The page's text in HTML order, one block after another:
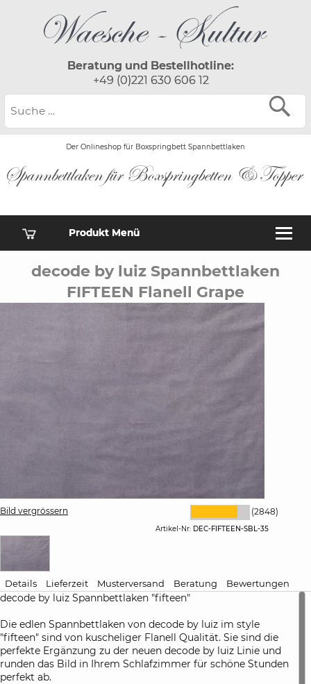
Beratung und Bestellhotline:
+49 (0)221 630 606 12
Der Onlineshop für Boxspringbett Spannbettlaken
Produkt Menü
decode by luiz Spannbettlaken
FIFTEEN Flanell Grape
Bild vergrössern (2848)
Artikel-Nr: DEC-FIFTEEN-SBL-35
Details Lieferzeit Musterversand Beratung Bewertungen
decode by luiz Spannbettlaken "fifteen"
Die edlen Spannbettlaken von decode by luiz im style
"fifteen" sind von kuscheliger Flanell Qualität. Sie sind die
perfekte Ergänzung zu der neuen decode by luiz Linie und
runden das Bild in Ihrem Schlafzimmer für schöne Stunden
perfekt ab.